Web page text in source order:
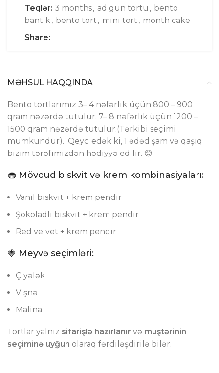
Teqlər: 3 months, ad gün tortu , bento
bantik , bento tort , mini tort , month cake
Share:
MƏHSUL HAQQINDA
Bento tortlarımız 3– 4 nəfərlik üçün 800 – 900
qram nəzərdə tutulur. 7– 8 nəfərlik üçün 1200 –
1500 qram nəzərdə tutulur.(Tərkibi seçimi
mümkündür). Qeyd edək ki, 1 ədəd şam və qaşıq
bizim tərəfimizdən hədiyyə edilir. 😊
🧁 Mövcud biskvit və krem kombinasiyaları:
Vanil biskvit + krem pendir
Şokoladlı biskvit + krem pendir
Red velvet + krem pendir
🍓 Meyvə seçimləri:
Çiyələk
Vişnə
Malina
Tortlar yalnız sifarişlə hazırlanır və müştərinin
seçiminə uyğun olaraq fərdiləşdirilə bilər.